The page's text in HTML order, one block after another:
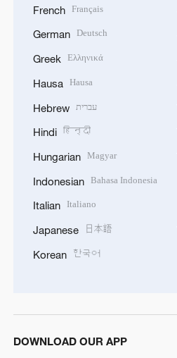
French Français
German Deutsch
Greek Ελληνικά
Hausa Hausa
Hebrew עברית
Hindi हिन्दी
Hungarian Magyar
Indonesian Bahasa Indonesia
Italian Italiano
Japanese 日本語
Korean 한국어
DOWNLOAD OUR APP